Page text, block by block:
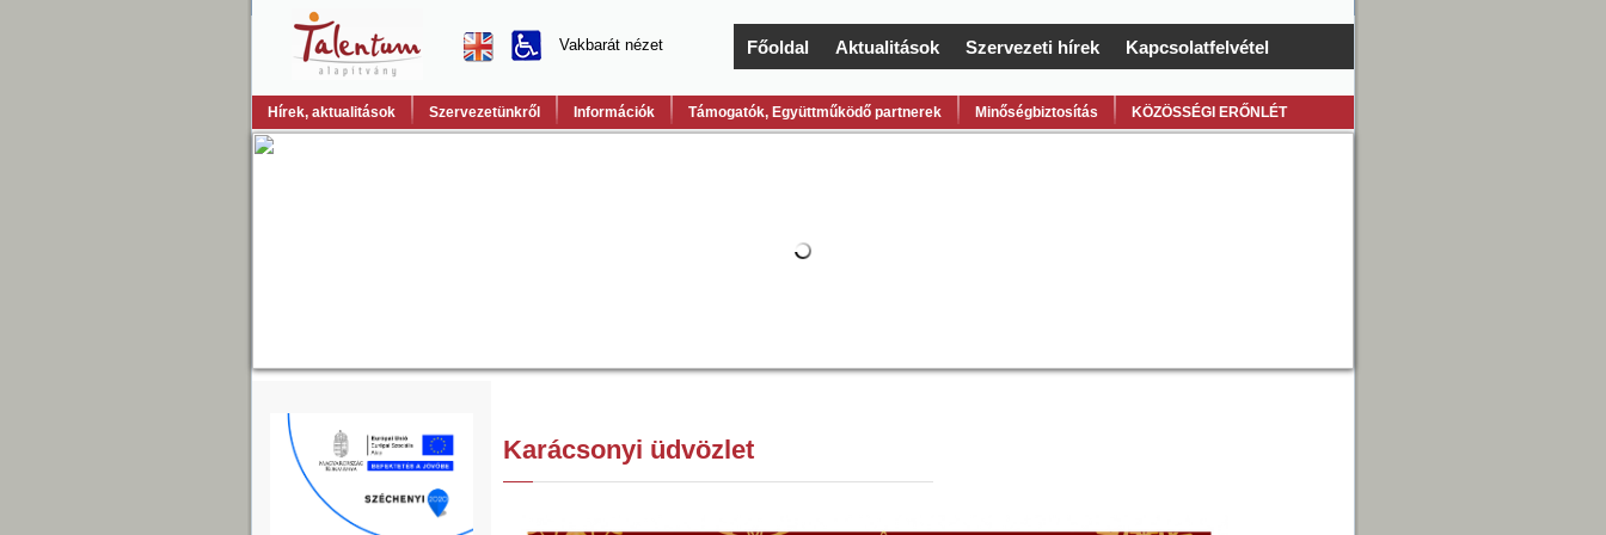
Főoldal Aktualitások Szervezeti hírek Kapcsolatfelvétel
Vakbarát nézet
Hírek, aktualitások Szervezetünkről Információk Támogatók, Együttműködő partnerek Minőségbiztosítás KÖZÖSSÉGI ERŐNLÉT
Karácsonyi üdvözlet